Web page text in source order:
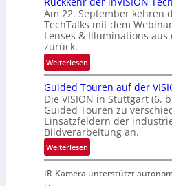
f
a
h
r
t
t
e
c
h
n
i
k
a
f
t
i
s
c
h
e
n
4
K
-
n
b
e
g
r
e
z
t
e
M
ö
g
l
Am 22. September kehren
TechTalks mit dem
Lenses & Illuminations aus
zurück.
Weiterlesen:
R
ü
c
k
k
e
h
d
Guided Touren auf der
Die VISION in Stuttgart (6.
Guided Touren zu
Einsatzfeldern der
Bildverarbeitung an.
Weiterlesen:
G
u
IR-Kamera unterstützt